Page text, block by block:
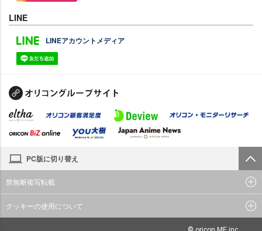
LINE
LINEアカウントメディア
PC版に切り替え
禁無断複写転載
クッキーの使用について